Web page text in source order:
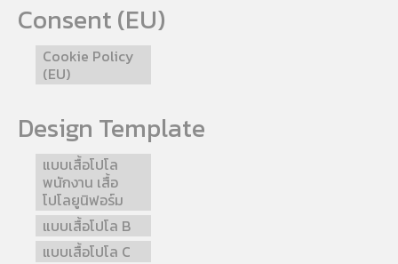
Consent (EU)
Cookie Policy
(EU)
Design Template
แบบเสื้อโปโล
พนักงาน เสื้อ
โปโลยูนิฟอร์ม
แบบเสื้อโปโล B
แบบเสื้อโปโล C